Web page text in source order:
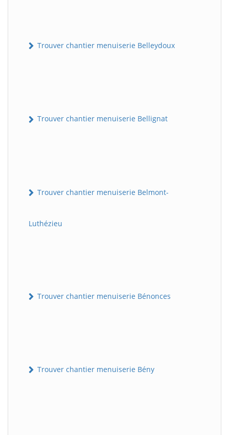
Trouver chantier menuiserie Belleydoux
Trouver chantier menuiserie Bellignat
Trouver chantier menuiserie Belmont-
Luthézieu
Trouver chantier menuiserie Bénonces
Trouver chantier menuiserie Bény